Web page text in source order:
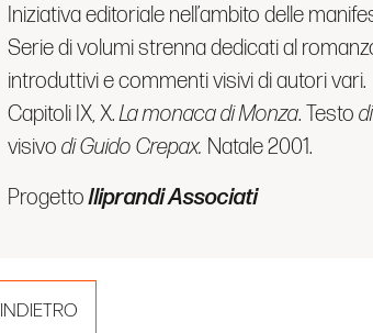
Iniziativa editoriale nell’ambito delle
Serie di volumi strenna dedicati al
introduttivi e commenti visivi di autori vari.
Capitoli IX, X.La monaca di Monza. Testo
visivo di Guido Crepax. Natale 2001.
ProgettoIliprandi Associati
INDIETRO